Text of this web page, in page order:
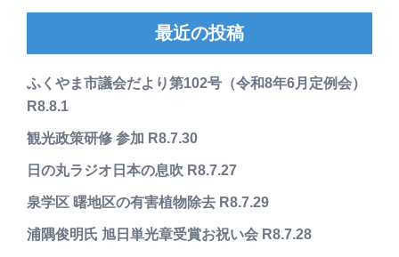
最近の投稿
ふくやま市議会だより第102号（令和8年6月定例会）
R8.8.1
観光政策研修 参加 R8.7.30
日の丸ラジオ日本の息吹 R8.7.27
泉学区 曙地区の有害植物除去 R8.7.29
浦隅俊明氏 旭日単光章受賞お祝い会 R8.7.28